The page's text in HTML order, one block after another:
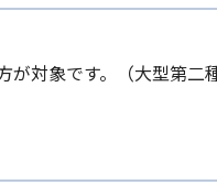
が対象です。（大型第二